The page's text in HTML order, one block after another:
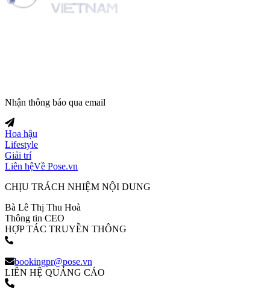
Nhận thông báo qua email
Hoa hậu
Lifestyle
Giải trí
Liên hệVề Pose.vn
CHỊU TRÁCH NHIỆM NỘI DUNG
Bà Lê Thị Thu Hoà
Thông tin CEO
HỢP TÁC TRUYỀN THÔNG
bookingpr@pose.vn
LIÊN HỆ QUẢNG CÁO